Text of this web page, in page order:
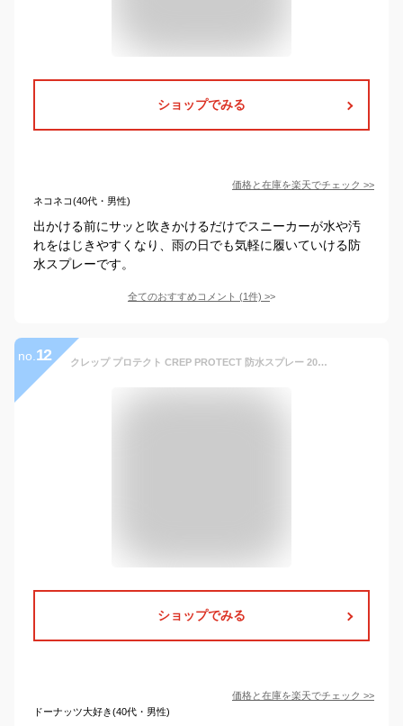
ショップでみる
価格と在庫を楽天でチェック >>
ネコネコ(40代・男性)
出かける前にサッと吹きかけるだけでスニーカーが水や汚
れをはじきやすくなり、雨の日でも気軽に履いていける防
水スプレーです。
全てのおすすめコメント (1件) >
no. 12 クレップ プロテクト CREP PROTECT 防水スプレー 200ml 靴 スニーカー スエード 革 キャンバス ナイロン 傘 レインコート 雨具 撥水 汚れ防止 梅雨 プレゼント [メール便発送]
ショップでみる
価格と在庫を楽天でチェック >>
ドーナッツ大好き(40代・男性)